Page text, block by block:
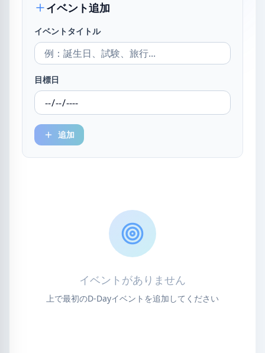
イベント追加
イベントタイトル
目標日
追加
イベントがありません
上で最初のD-Dayイベントを追加してください